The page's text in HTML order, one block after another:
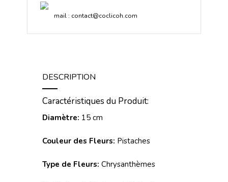
mail : contact@coclicoh.com
DESCRIPTION
Caractéristiques du Produit:
Diamètre: 15 cm
Couleur des Fleurs: Pistaches
Type de Fleurs: Chrysanthèmes